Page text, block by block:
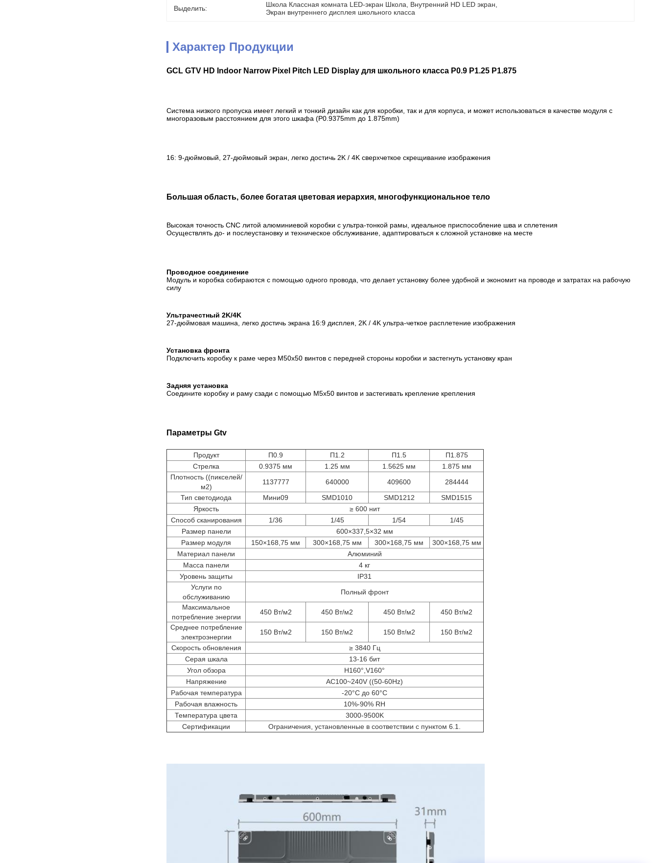
Выделить: Школа Классная комната LED-экран Школа Внутренний HD LED экран
Экран внутреннего дисплея школьного класса
Характер Продукции
GCL GTV HD Indoor Narrow Pixel Pitch LED Display для школьного класса P0.9 P1.25 P1.875
Система низкого пропуска имеет легкий и тонкий дизайн как для коробки, так и для корпуса, и может использоваться в качестве модуля с
многоразовым расстоянием для этого шкафа (P0.9375mm до 1.875mm)
16: 9-дюймовый, 27-дюймовый экран, легко достичь 2K / 4K сверхчеткое скрещивание изображения
Большая область, более богатая цветовая иерархия, многофункциональное тело
Высокая точность CNC литой алюминиевой коробки с ультра-тонкой рамы, идеальное приспособление шва и сплетения
Осуществлять до- и послеустановку и техническое обслуживание, адаптироваться к сложной установке на месте
Проводное соединение
Модуль и коробка собираются с помощью одного провода, что делает установку более удобной и экономит на проводе и затратах на рабочую
силу
Ультрачестный 2K/4K
27-дюймовая машина, легко достичь экрана 16:9 дисплея, 2K / 4K ультра-четкое расплетение изображения
Установка фронта
Подключить коробку к раме через M50x50 винтов с передней стороны коробки и застегнуть установку кран
Задняя установка
Соедините коробку и раму сзади с помощью M5x50 винтов и застегивать крепление крепления
Параметры Gtv
Продукт П0.9 П1.2 П1.5
П1.875
Стрелка
0.9375 мм 1.25 мм 1.5625 мм
1.875 мм
Плотность ((пикселей/
м2)
1137777 640000 409600
284444
Тип светодиода
Мини09 SMD1010 SMD1212
SMD1515
Яркость
≥ 600 нит
Способ сканирования
1/36 1/45 1/54
1/45
Размер панели
600×337,5×32 мм
Размер модуля
150×168,75 мм 300×168,75 мм 300×168,75 мм
300×168,75 мм
Материал панели
Алюминий
Масса панели
4 кг
Уровень защиты
IP31
Услуги по
обслуживанию
Полный фронт
Максимальное
потребление энергии
450 Вт/м2 450 Вт/м2 450 Вт/м2
450 Вт/м2
Среднее потребление
электроэнергии
150 Вт/м2 150 Вт/м2 150 Вт/м2
150 Вт/м2
Скорость обновления
≥ 3840 Гц
Серая шкала
13-16 бит
Угол обзора
H160°,V160°
Напряжение
AC100~240V ((50-60Hz)
Рабочая температура
-20°C до 60°C
Рабочая влажность
10%-90% RH
Температура цвета
3000-9500K
Сертификации
Ограничения, установленные в соответствии с пунктом 6.1.